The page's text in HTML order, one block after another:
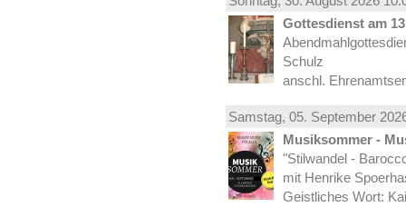
Gottesdienst am
Schulz
anschl.
Samstag, 05. September
Musiksommer -
"Stilwandel -
mit Henrike
Geistliches Wort: